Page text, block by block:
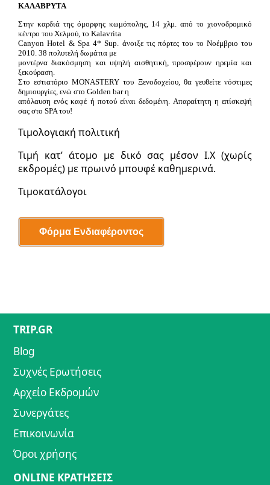
ΚΑΛΑΒΡΥΤΑ
Στην καρδιά της όμορφης κωμόπολης, 14 χλμ. από το χιονοδρομικό
κέντρο του Χελμού, το Kalavrita
Canyon Hotel & Spa 4* Sup. άνοιξε τις πόρτες του το Νοέμβριο του
2010. 38 πολυτελή δωμάτια με
μοντέρνα διακόσμηση και υψηλή αισθητική, προσφέρουν ηρεμία και
ξεκούραση.
Στο εστιατόριο MONASTERY του Ξενοδοχείου, θα γευθείτε νόστιμες
δημιουργίες, ενώ στο Golden bar η
απόλαυση ενός καφέ ή ποτού είναι δεδομένη. Απαραίτητη η επίσκεψή
σας στο SPA του!
Τιμολογιακή πολιτική
Τιμή κατ’ άτομο με δικό σας μέσον Ι.Χ (χωρίς
εκδρομές) με πρωινό μπουφέ καθημερινά.
Τιμοκατάλογοι
TRIP.GR
Blog
Συχνές Ερωτήσεις
Αρχείο Εκδρομών
Συνεργάτες
Επικοινωνία
Όροι χρήσης
ONLINE ΚΡΑΤΗΣΕΙΣ